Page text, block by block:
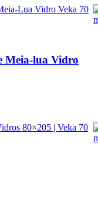
Meia-lua Vidro